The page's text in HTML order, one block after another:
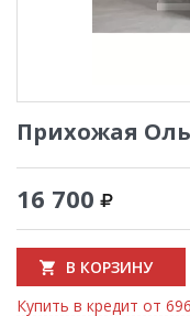
Прихожая
16 700
В КОРЗИНУ
Купить в кредит от